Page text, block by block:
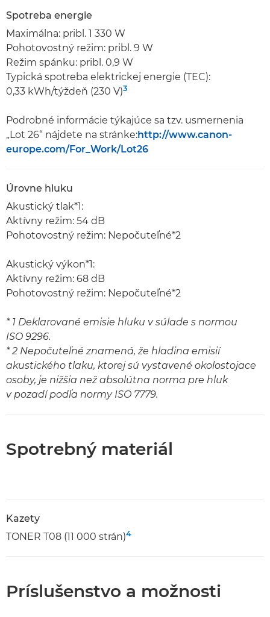
Spotreba energie
Maximálna: pribl. 1 330 W
Pohotovostný režim: pribl. 9 W
Režim spánku: pribl. 0,9 W
Typická spotreba elektrickej energie (TEC):
0,33 kWh/týždeň (230 V)3
Podrobné informácie týkajúce sa tzv. usmernenia
„Lot 26“ nájdete na stránke:http://www.canon-
europe.com/For_Work/Lot26
Úrovne hluku
Akustický tlak*1:
Aktívny režim: 54 dB
Pohotovostný režim: Nepočuteľné*2
Akustický výkon*1:
Aktívny režim: 68 dB
Pohotovostný režim: Nepočuteľné*2
* 1 Deklarované emisie hluku v súlade s normou
ISO 9296.
* 2 Nepočuteľné znamená, že hladina emisií
akustického tlaku, ktorej sú vystavené okolostojace
osoby, je nižšia než absolútna norma pre hluk
v pozadí podľa normy ISO 7779.
Spotrebný materiál
Kazety
TONER T08 (11 000 strán)4
Príslušenstvo a možnosti